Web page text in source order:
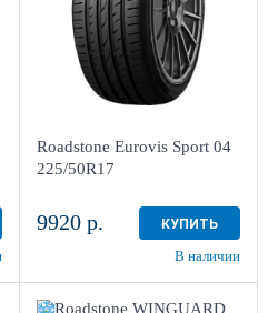
Roadstone Eurovis Sport 04
225/50R17
9920 р. КУПИТЬ
В наличии